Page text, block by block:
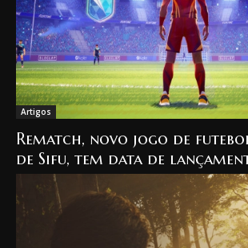
Artigos
Rematch, novo jogo de
de Sifu, tem data de
e será lançado em…